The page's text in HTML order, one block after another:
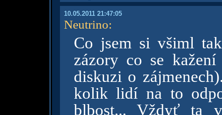
10.05.2011 21:47:05
Neutrino:
Co jsem si všiml
zázory co se
diskuzi o
kolik lidí na to
blbost... Vždyť ta